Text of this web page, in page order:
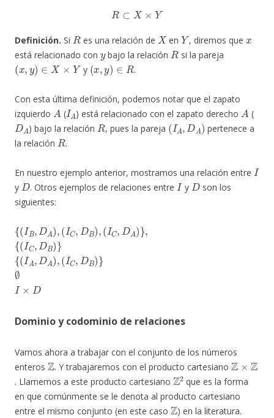
R⊂X×Y
Definición. Si
R
es una relación de
X
en
Y
, diremos que
está relacionado con
y
bajo la relación
R
si la pareja
(x,y ∈X×Y
y
(x ,y )∈R
.
Con esta última definición, podemos notar que el zapato
izquierdo
A
(
IA
) está relacionado con el zapato derecho
A
(
DA
) bajo la relación
R
, pues la pareja
(IA,DA)
pertenece a
la relación
R
.
En nuestro ejemplo anterior, mostramos una relación entre
I
y
D
. Otros ejemplos de relaciones entre
I
y
D
son los
siguientes:
{(IB DA ,( C,D B), C DA },
{(IC,DB)}
{(IA,DA),(I C,D B)}
∅
I×
Dominio y codominio de relaciones
Vamos ahora a trabajar con el conjunto de los números
enteros
Z
. Y trabajaremos con el producto cartesiano
Z
. Llamemos a este producto cartesiano
Z2
que es la forma
en que comúnmente se le denota al producto cartesiano
entre el mismo conjunto (en este caso
Z
) en la literatura.